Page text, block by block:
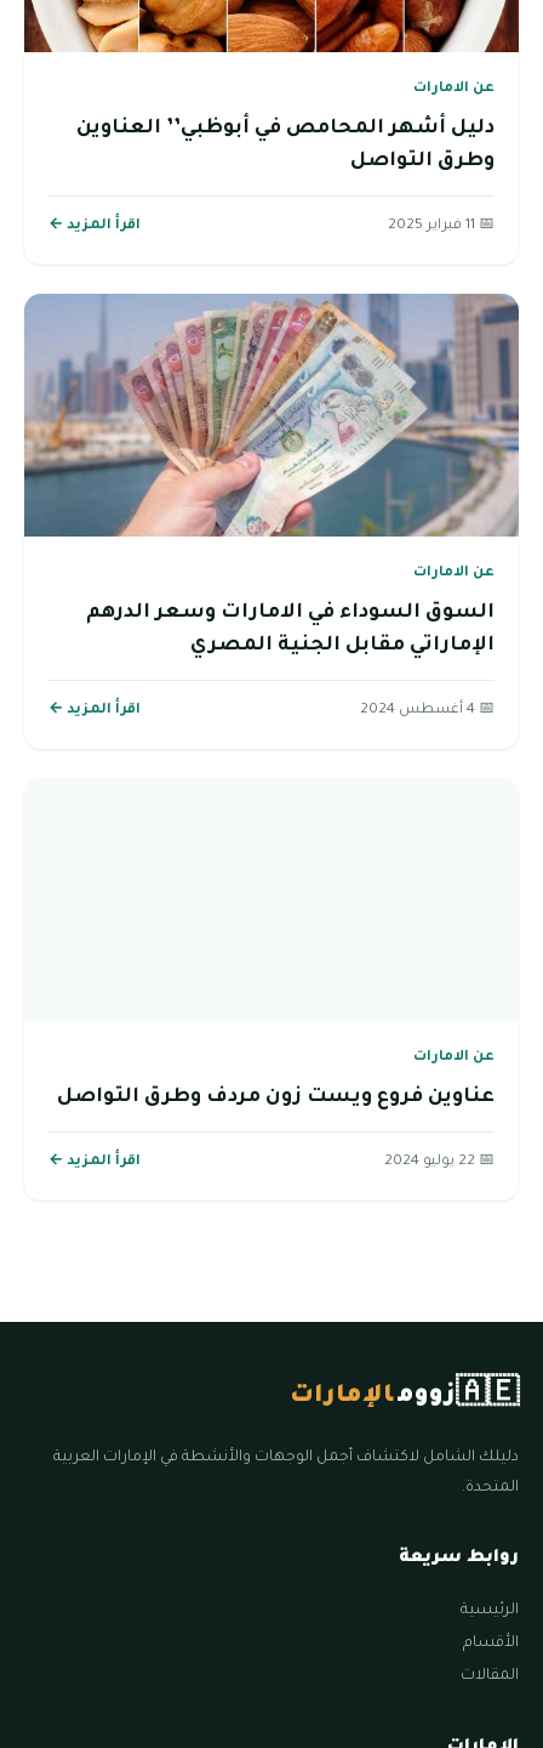
عن الامارات
دليل أشهر المحامص في أبوظبي’’ العناوين
وطرق التواصل
📅 11 فبراير 2025 اقرأ المزيد ←
عن الامارات
السوق السوداء في الامارات وسعر الدرهم
الإماراتي مقابل الجنية المصري
📅 4 أغسطس 2024 اقرأ المزيد ←
عن الامارات
عناوين فروع ويست زون مردف وطرق التواصل
📅 22 يوليو 2024 اقرأ المزيد ←
🇦🇪زوومالإمارات
دليلك الشامل لاكتشاف أجمل الوجهات والأنشطة في الإمارات العربية
المتحدة.
روابط سريعة
الرئيسية
الأقسام
المقالات